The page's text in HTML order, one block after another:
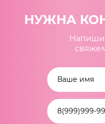
НУЖНА